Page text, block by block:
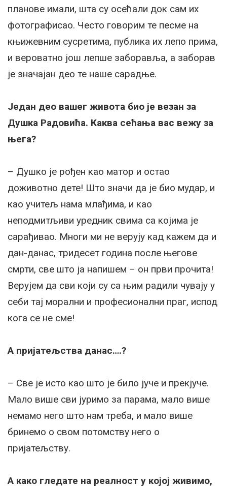
планове имали, шта су осећали док сам их
фотографисао. Често говорим те песме на
књижевним сусретима, публика их лепо прима,
и вероватно још лепше заборавља, а заборав
је значајан део те наше сарадње.
Један део вашег живота био је везан за
Душка Радовића. Каква сећања вас вежу за
њега?
– Душко је рођен као матор и остао
доживотно дете! Што значи да је био мудар, и
као учитељ нама млађима, и као
неподмитљиви уредник свима са којима је
сарађивао. Многи ми не верују кад кажем да и
дан-данас, тридесет година после његове
смрти, све што ја напишем – он први прочита!
Верујем да сви који су са њим радили чувају у
себи тај морални и професионални праг, испод
кога се не сме!
А пријатељства данас….?
– Све је исто као што је било јуче и прекјуче.
Мало више сви јуримо за парама, мало више
немамо него што нам треба, и мало више
бринемо о свом потомству него о
пријатељству.
А како гледате на реалност у којој живимо,